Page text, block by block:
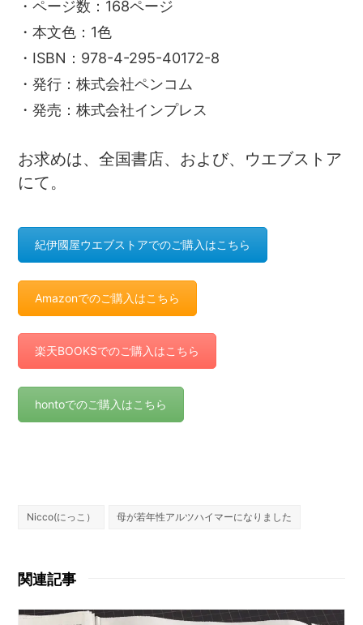
・ページ数：168ページ
・本文色：1色
・ISBN：978-4-295-40172-8
・発行：株式会社ペンコム
・発売：株式会社インプレス
お求めは、全国書店、および、ウエブストア
にて。
紀伊國屋ウエブストアでのご購入はこちら
Amazonでのご購入はこちら
楽天BOOKSでのご購入はこちら
hontoでのご購入はこちら
Nicco(にっこ） 母が若年性アルツハイマーになりました
関連記事